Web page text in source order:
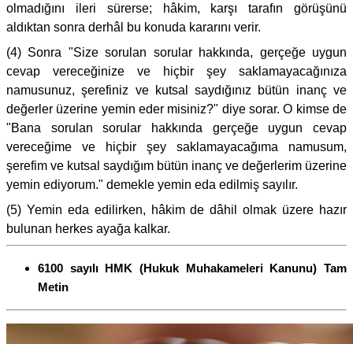
olmadığını ileri sürerse; hâkim, karşı tarafın görüşünü
aldıktan sonra derhâl bu konuda kararını verir.
(4) Sonra "Size sorulan sorular hakkında, gerçeğe uygun
cevap vereceğinize ve hiçbir şey saklamayacağınıza
namusunuz, şerefiniz ve kutsal saydığınız bütün inanç ve
değerler üzerine yemin eder misiniz?" diye sorar. O kimse de
"Bana sorulan sorular hakkında gerçeğe uygun cevap
vereceğime ve hiçbir şey saklamayacağıma namusum,
şerefim ve kutsal saydığım bütün inanç ve değerlerim üzerine
yemin ediyorum." demekle yemin eda edilmiş sayılır.
(5) Yemin eda edilirken, hâkim de dâhil olmak üzere hazır
bulunan herkes ayağa kalkar.
6100 sayılı HMK (Hukuk Muhakameleri Kanunu) Tam
Metin